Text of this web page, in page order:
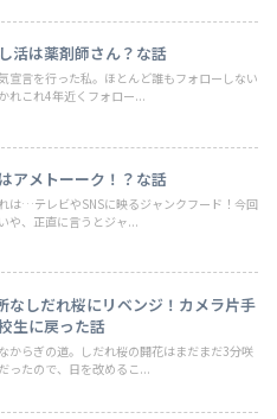
活は薬剤師さん？な話
宣言を行った私。ほとんど誰もフォローしない
れこれ4年近くフォロー...
アメトーーク！？な話
は…テレビやSNSに映るジャンクフード！今回
や、正直に言うとジャ...
なしだれ桜にリベンジ！カメラ片手
生に戻った話
からぎの道。しだれ桜の開花はまだまだ3分咲
ったので、日を改めるこ...